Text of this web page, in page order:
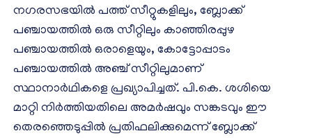
നഗരസഭയിൽ പത്ത് സീറ്റുകളിലും, ബ്ലോക്ക്
പഞ്ചായത്തിൽ ഒരു സീറ്റിലും കാഞ്ഞിരപ്പുഴ
പഞ്ചായത്തിൽ ഒരാളെയും, കോട്ടോപ്പാടം
പഞ്ചായത്തിൽ അഞ്ച് സീറ്റിലുമാണ്
സ്ഥാനാർഥികളെ പ്രഖ്യാപിച്ചത്. പി.കെ. ശശിയെ
മാറ്റി നിർത്തിയതിലെ അമർഷവും സങ്കടവും ഈ
തെരഞ്ഞെടുപ്പിൽ പ്രതിഫലിക്കുമെന്ന് ബ്ലോക്ക്